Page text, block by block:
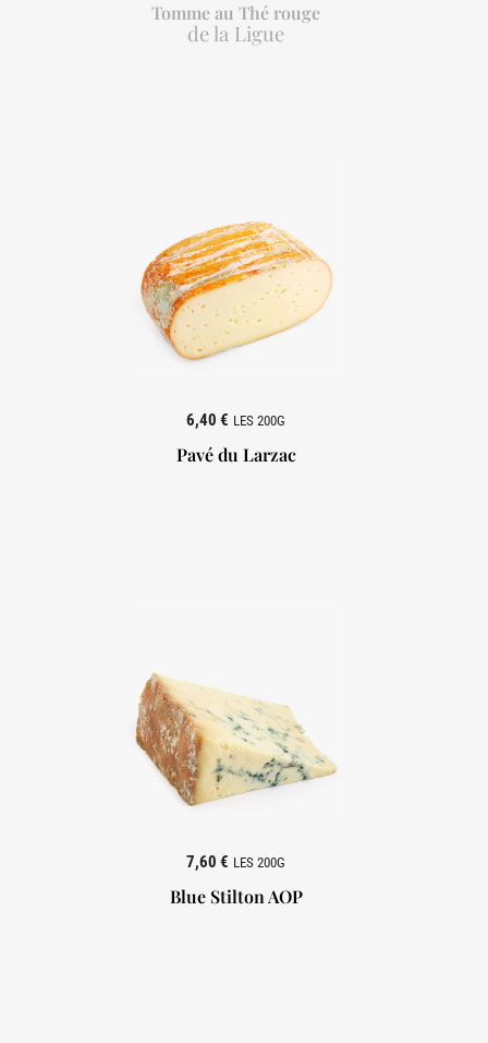
Tomme au Thé rouge
de la Ligue

Pavé du Larzac
6,40 € LES 200G
Blue Stilton AOP
7,60 € LES 200G